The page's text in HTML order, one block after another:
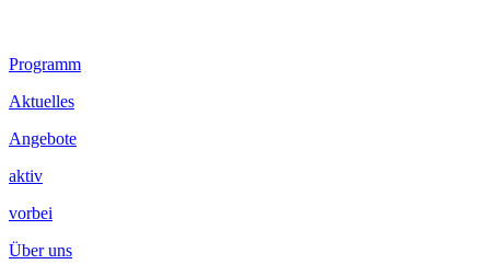
Footer
Inhalt
Programm
Aktuelles
Angebote
aktiv
vorbei
Über uns